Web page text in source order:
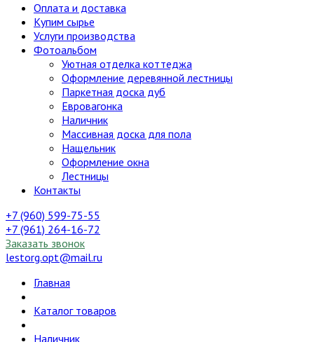
Оплата и доставка
Купим сырье
Услуги производства
Фотоальбом
Уютная отделка коттеджа
Оформление деревянной лестницы
Паркетная доска дуб
Евровагонка
Наличник
Массивная доска для пола
Нащельник
Оформление окна
Лестницы
Контакты
+7 (960) 599-75-55
+7 (961) 264-16-72
Заказать звонок
lestorg.opt@mail.ru
Главная
Каталог товаров
Наличник